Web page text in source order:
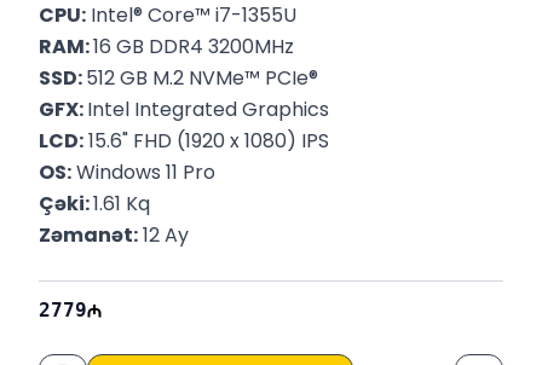
CPU: Intel® Core™ i7-1355U
RAM: 16 GB DDR4 3200MHz
SSD: 512 GB M.2 NVMe™ PCIe®
GFX: Intel Integrated Graphics
LCD: 15.6" FHD (1920 x 1080) IPS
OS: Windows 11 Pro
Çəki: 1.61 Kq
Zəmanət: 12 Ay
2779